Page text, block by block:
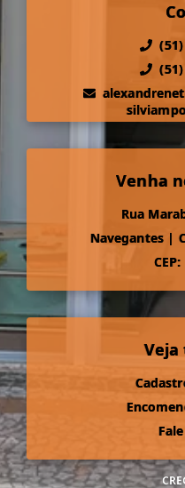
Venha
Rua
Navegantes |
Veja